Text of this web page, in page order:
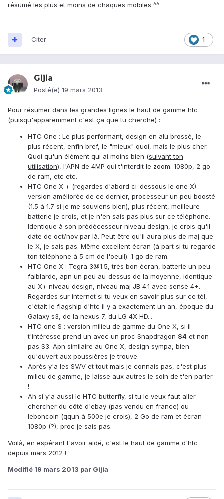
résumé les plus et moins de chaques mobiles ^^
1
Citer
Gijia
Posté(e) 19 mars 2013
Pour résumer dans les grandes lignes le haut de gamme htc
(puisqu'apparemment c'est ça que tu cherche) :
HTC One : Le plus performant, design en alu brossé, le
plus récent, enfin bref, le "mieux" quoi, mais le plus cher.
Quoi qu'un élément qui ai moins bien (suivant ton
utilisation), l'APN de 4MP qui t'interdit le zoom. 1080p, 2 go
de ram, etc etc.
HTC One X + (regardes d'abord ci-dessous le one X) :
version améliorée de ce dernier, processeur un peu boosté
(1.5 à 1.7 si je me souviens bien), plus récent, meilleure
batterie je crois, et je n'en sais pas plus sur ce téléphone.
Identique à son prédécesseur niveau design, je crois qu'il
date de oct/nov par là. Peut être qu'il aura plus de maj que
le X, je sais pas. Même excellent écran (à part si tu regarde
ton téléphone à 5 cm de l'oeuil). 1 go de ram.
HTC One X : Tegra 3@1.5, très bon écran, batterie un peu
faiblarde, apn un peu au-dessus de la moyenne, identique
au X+ niveau design, niveau maj JB 4.1 avec sense 4+.
Regardes sur internet si tu veux en savoir plus sur ce tél,
c'était le flagship d'htc il y a exactement un an, époque du
Galaxy s3, de la nexus 7, du LG 4X HD...
HTC one S : version milieu de gamme du One X, si il
t'intéresse prend un avec un proc Snapdragon S4 et non
pas S3. Apn similaire au One X, design sympa, bien
qu'ouvert aux poussières je trouve.
Après y'a les SV/V et tout mais je connais pas, c'est plus
milieu de gamme, je laisse aux autres le soin de t'en parler
!
Ah si y'a aussi le HTC butterfly, si tu le veux faut aller
chercher du côté d'ebay (pas vendu en france) ou
leboncoin (qqun à 500e je crois), 2 Go de ram et écran
1080p (?), proc je sais pas.
Voilà, en espérant t'avoir aidé, c'est le haut de gamme d'htc
depuis mars 2012 !
Modifié 19 mars 2013 par Gijia